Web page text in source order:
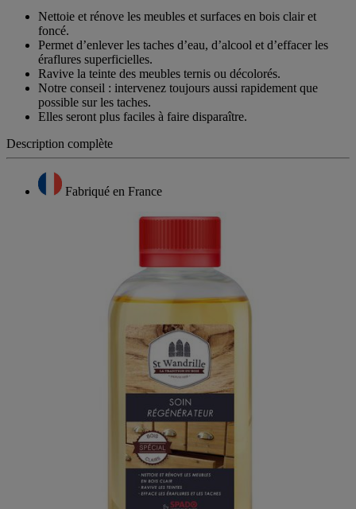
Nettoie et rénove les meubles et surfaces en bois clair et
foncé.
Permet d’enlever les taches d’eau, d’alcool et d’effacer les
éraflures superficielles.
Ravive la teinte des meubles ternis ou décolorés.
Notre conseil : intervenez toujours aussi rapidement que
possible sur les taches.
Description complète